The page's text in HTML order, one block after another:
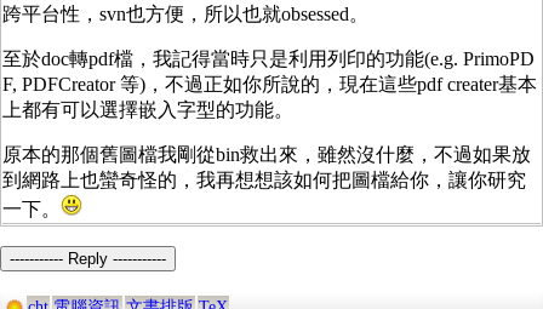
跨平台性，svn也方便，所以也就obsessed。
至於doc轉pdf檔，我記得當時只是利用列印的功能(e.g. PrimoPD
F, PDFCreator 等)，不過正如你所說的，現在這些pdf creater基本
上都有可以選擇嵌入字型的功能。
原本的那個舊圖檔我剛從bin救出來，雖然沒什麼，不過如果放
到網路上也蠻奇怪的，我再想想該如何把圖檔給你，讓你研究
一下。
----------- Reply -----------